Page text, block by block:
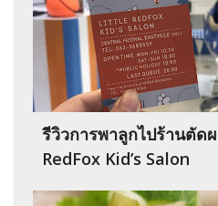
รีวิวการพาลูกไปร้านตัด
RedFox Kid’s Salon